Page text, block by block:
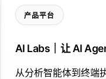
产品平台
AI Labs｜让 AI
从分析智能体到终端